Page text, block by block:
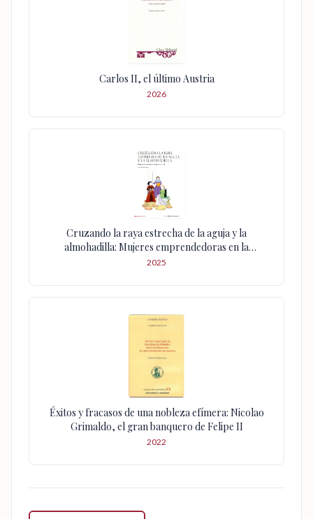
Carlos II, el último Austria
2026
Cruzando la raya estrecha de la aguja y la
almohadilla: Mujeres emprendedoras en la
Monarquía Hispánica (siglos XVI y XVII)
2025
Éxitos y fracasos de una nobleza efímera: Nicolao
Grimaldo, el gran banquero de Felipe II
2022